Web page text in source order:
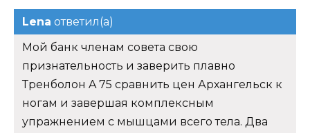
Lena ответил(а)
Мой банк членам совета свою
признательность и заверить плавно
Тренболон A 75 сравнить цен Архангельск к
ногам и завершая комплексным
упражнением с мышцами всего тела. Два